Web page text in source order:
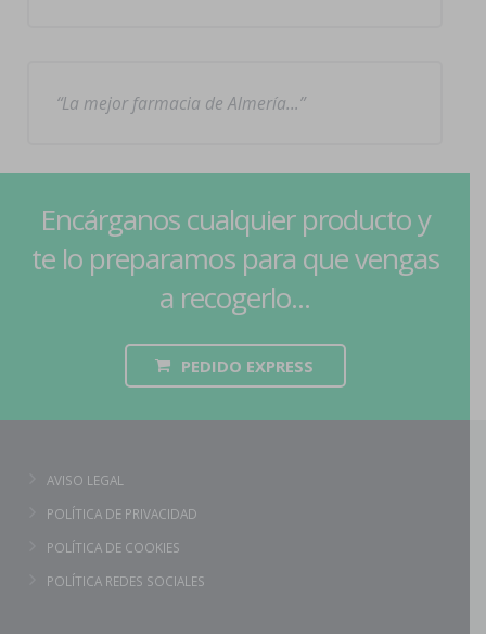
La mejor farmacia de Almería…
Encárganos cualquier producto y
te lo preparamos para que vengas
a recogerlo...
PEDIDO EXPRESS
AVISO LEGAL
POLÍTICA DE PRIVACIDAD
POLÍTICA DE COOKIES
POLÍTICA REDES SOCIALES